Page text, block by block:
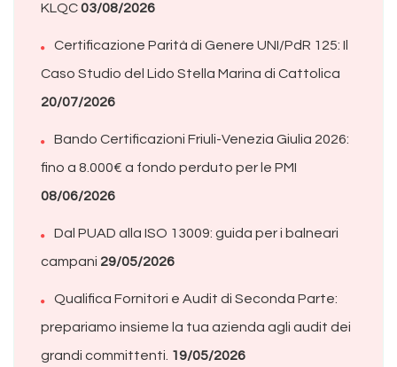
KLQC03/08/2026
Certificazione Parità di Genere UNI/PdR 125: Il
Caso Studio del Lido Stella Marina di Cattolica
20/07/2026
Bando Certificazioni Friuli-Venezia Giulia 2026:
fino a 8.000€ a fondo perduto per le PMI
08/06/2026
Dal PUAD alla ISO 13009: guida per i balneari
campani 29/05/2026
Qualifica Fornitori e Audit di Seconda Parte:
prepariamo insieme la tua azienda agli audit dei
grandi committenti. 19/05/2026